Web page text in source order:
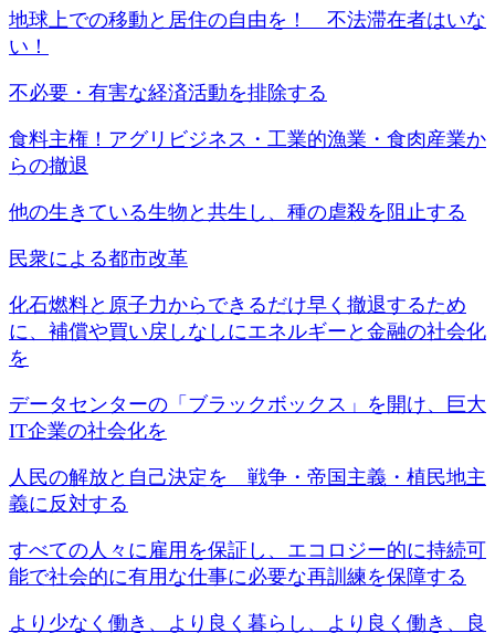
地球上での移動と居住の自由を！ 不法滞在者はいな
い！
不必要・有害な経済活動を排除する
食料主権！アグリビジネス・工業的漁業・食肉産業か
らの撤退
他の生きている生物と共生し、種の虐殺を阻止する
民衆による都市改革
化石燃料と原子力からできるだけ早く撤退するため
に、補償や買い戻しなしにエネルギーと金融の社会化
を
データセンターの「ブラックボックス」を開け、巨大
IT企業の社会化を
人民の解放と自己決定を 戦争・帝国主義・植民地主
義に反対する
すべての人々に雇用を保証し、エコロジー的に持続可
能で社会的に有用な仕事に必要な再訓練を保障する
より少なく働き、より良く暮らし、より良く働き、良